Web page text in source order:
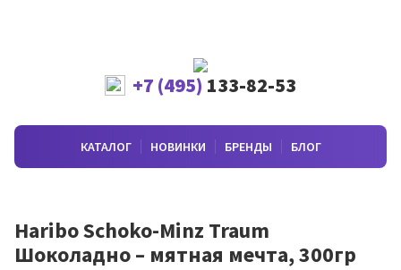
+7 (495) 133-82-53
КАТАЛОГ НОВИНКИ БРЕНДЫ БЛОГ
Haribo Schoko-Minz Traum
Шоколадно – мятная мечта, 300гр